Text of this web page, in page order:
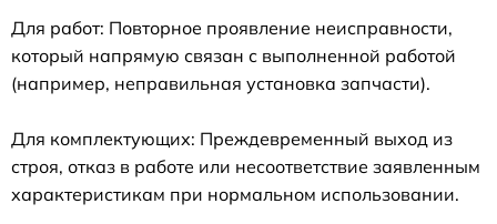
Для работ: Повторное проявление неисправности,
который напрямую связан с выполненной работой
(например, неправильная установка запчасти).
Для комплектующих: Преждевременный выход из
строя, отказ в работе или несоответствие заявленным
характеристикам при нормальном использовании.